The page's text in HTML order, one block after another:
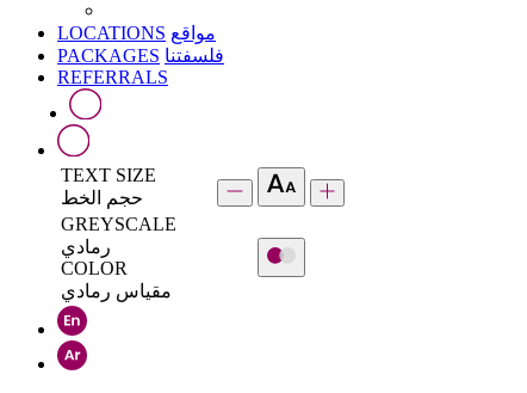
LOCATIONS مواقع
PACKAGES فلسفتنا
REFERRALS
TEXT SIZE
حجم الخط
GREYSCALE
رمادي
COLOR
مقياس رمادي